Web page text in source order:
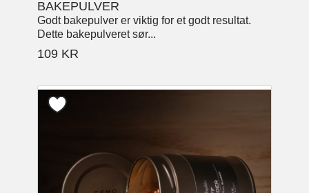
BAKEPULVER
Godt bakepulver er viktig for et godt resultat.
Dette bakepulveret sør...
109 KR